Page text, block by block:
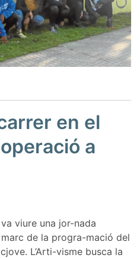
en el
a
viure una jor-nada
de la progra-mació del
L’Arti-visme busca la